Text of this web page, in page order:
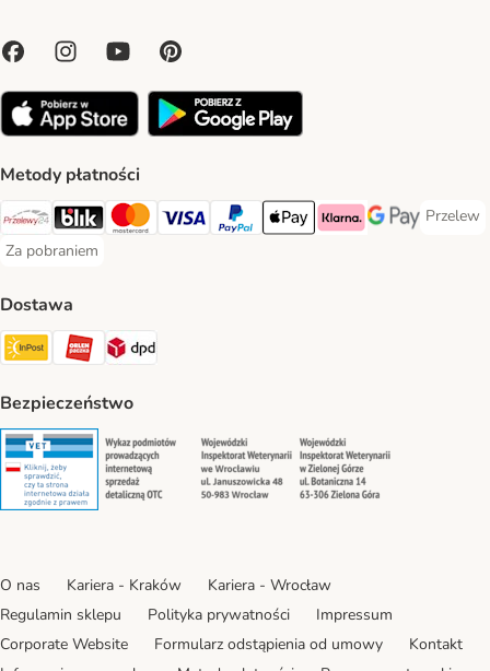
Metody płatności
Przelewy24 Payment Method
Blik Payment Method
MasterCard Payment Method
Visa Payment Method
PayPal Payment Method
Apple Pay Payment Method
Klarna Payment Method
Google Pay
Przelew
Przelew
Za pobraniem
Za pobraniem Payment Method
Dostawa
Paczkomat® Shipping Method
ORLEN Paczka Shipping Method
DPD Shipping Method
Bezpieczeństwo
Security Security Security
O nas Kariera - Kraków
Kariera - Wrocław
Regulamin sklepu
Polityka prywatności
Impressum
Corporate Website
Formularz odstąpienia od umowy
Kontakt